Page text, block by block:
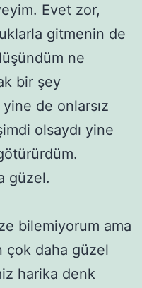
Evet zor,
gitmenin de
ne
bir şey
de onlarsız
olsaydı yine
güzel.
bilemiyorum ama
çok daha güzel
harika denk